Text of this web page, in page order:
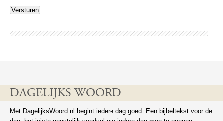
DAGELIJKS WOORD
Met DagelijksWoord.nl begint iedere dag goed. Een bijbeltekst voor de